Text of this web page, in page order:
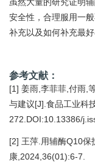
虽然大量的研究证明
安全性，合理服用一
补充以及如何补充最
参考文献：
[1] 姜雨,李菲菲,付雨,
与建议[J].食品工业科
272.DOI:10.13386/
[2] 王萍.用辅酶Q10保
康,2024,36(01):6-7.